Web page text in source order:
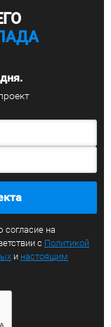
на
с Политикой
и настоящим